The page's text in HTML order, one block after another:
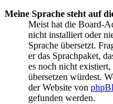
Meine Sprache steht auf
Meist hat die Board-
nicht installiert oder
Sprache übersetzt.
er das Sprachpaket,
es noch nicht
übersetzen würdest.
der Website von
gefunden werden.